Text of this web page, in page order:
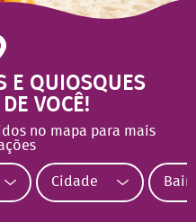
E QUIOSQUES
VOCÊ!
no mapa para mais